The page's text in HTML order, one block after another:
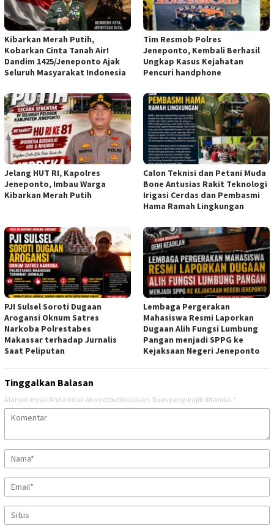
Kibarkan Merah Putih,
Kobarkan Cinta Tanah Air!
Dandim 1425/Jeneponto Ajak
Seluruh Masyarakat Indonesia
Tim Resmob Polres
Jeneponto, Kembali Berhasil
Ungkap Kasus Kejahatan
Pencuri handphone
Jelang HUT RI, Kapolres
Jeneponto, Imbau Warga
Kibarkan Merah Putih
Calon Teknisi dan Petani Muda
Bone Antusias Rakit Teknologi
Irigasi Cerdas dan Pembasmi
Hama Ramah Lingkungan
PJI Sulsel Soroti Dugaan
Arogansi Oknum Satres
Narkoba Polrestabes
Makassar terhadap Jurnalis
Saat Peliputan
Lembaga Pergerakan
Mahasiswa Resmi Laporkan
Dugaan Alih Fungsi Lumbung
Pangan menjadi SPPG ke
Kejaksaan Negeri Jeneponto
Tinggalkan Balasan
Alamat email Anda tidak akan dipublikasikan. Ruas yang wajib ditandai *